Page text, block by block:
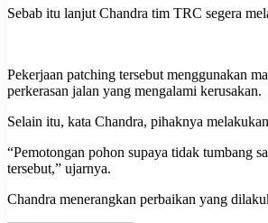
Sebab itu lanjut Chandra tim TRC segera
Pekerjaan patching tersebut menggunakan
perkerasan jalan yang mengalami kerusakan.
Selain itu, kata Chandra, pihaknya
“Pemotongan pohon supaya tidak tumbang
tersebut,” ujarnya.
Chandra menerangkan perbaikan yang